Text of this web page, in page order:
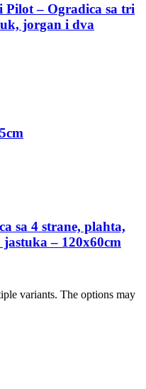
Pilot – Ogradica sa tri
jorgan i dva
sa 4 strane, plahta,
– 120x60cm
variants. The options may